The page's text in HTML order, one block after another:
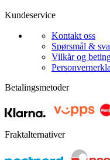
Kundeservice
Kontakt oss
Spørsmål &
Vilkår og
Betalingsmetoder
Fraktalternativer